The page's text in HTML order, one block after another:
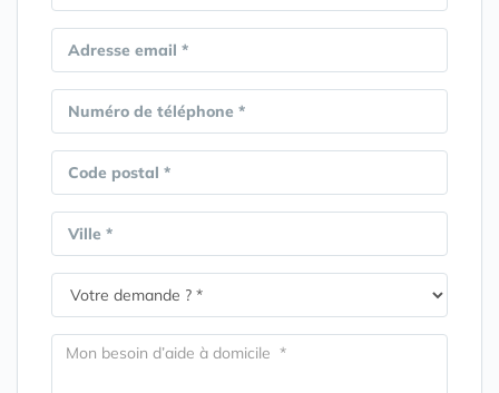
Adresse email *
Numéro de téléphone *
Code postal *
Ville *